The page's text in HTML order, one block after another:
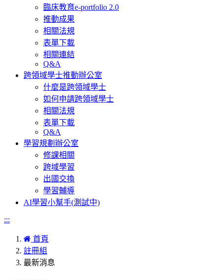
臨床教育e-portfolio 2.0
推動成果
相關法規
表單下載
相關連結
Q&A
跨領域學士推動辦公室
什麼是跨領域學士
如何申請跨領域學士
相關法規
表單下載
Q&A
學習規劃辦公室
修課相關
跨域學習
出國交換
學習輔導
AI學習小幫手(測試中)
:::
首頁
註冊組
最新消息